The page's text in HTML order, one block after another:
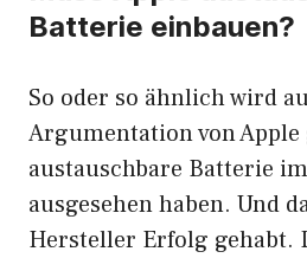
Batterie einbauen?
So oder so ähnlich wird
Argumentation vonApple
austauschbare Batterie
ausgesehen haben. Und
Hersteller Erfolg gehabt.